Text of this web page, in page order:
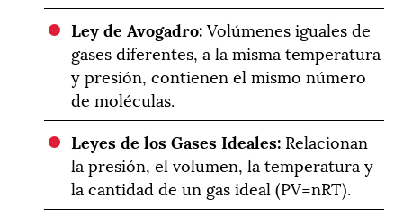
Ley de Avogadro:Volúmenes iguales de
gases diferentes, a la misma temperatura
y presión, contienen el mismo número
de moléculas.
Leyes de los Gases Ideales: Relacionan
la presión, el volumen, la temperatura y
la cantidad de un gas ideal (PV=nRT).